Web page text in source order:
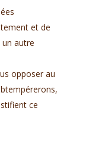
et de
autre
opposer au
ce